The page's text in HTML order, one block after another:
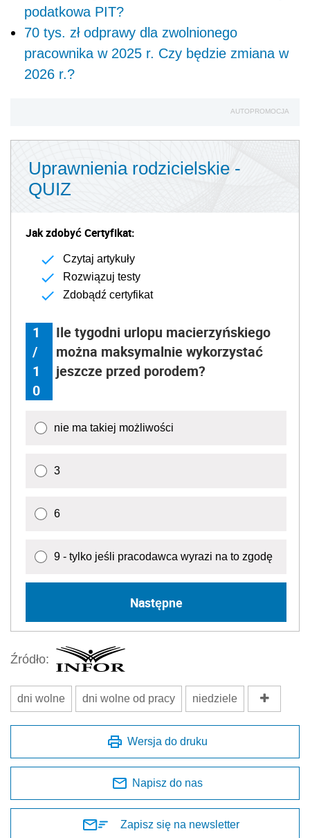
podatkowa PIT?
70 tys. zł odprawy dla zwolnionego
pracownika w 2025 r. Czy będzie zmiana w
2026 r.?
AUTOPROMOCJA
Uprawnienia rodzicielskie -
QUIZ
Jak zdobyć Certyfikat:
Czytaj artykuły
Rozwiązuj testy
Zdobądź certyfikat
1
/
1
0
Ile tygodni urlopu macierzyńskiego
można maksymalnie wykorzystać
jeszcze przed porodem?
nie ma takiej możliwości
3
6
9 - tylko jeśli pracodawca wyrazi na to zgodę
Następne
Źródło:
dni wolne dni wolne od pracy niedziele
Wersja do druku
Napisz do nas
Zapisz się na newsletter